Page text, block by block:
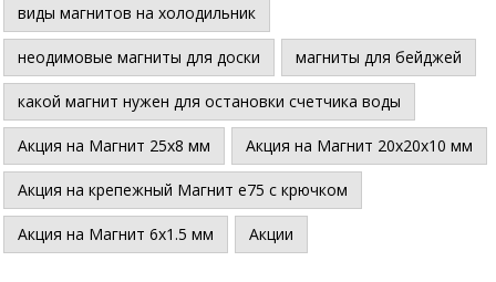
виды магнитов на холодильник
неодимовые магниты для доски магниты для бейджей
какой магнит нужен для остановки счетчика воды
Акция на Магнит 25х8 мм Акция на Магнит 20х20х10 мм
Акция на крепежный Магнит е75 с крючком
Акция на Магнит 6х1.5 мм Акции